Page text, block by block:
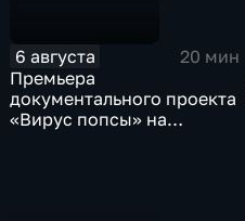
6 августа
20 мин
Премьера
документального проекта
«Вирус попсы» на